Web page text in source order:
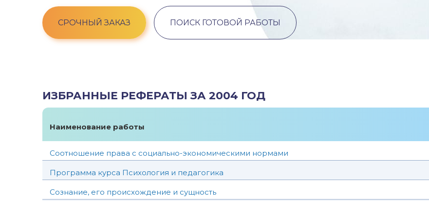
СРОЧНЫЙ ЗАКАЗ ПОИСК ГОТОВОЙ РАБОТЫ
ИЗБРАННЫЕ РЕФЕРАТЫ ЗА 2004 ГОД
Наименование работы
Соотношение права с социально-экономическими нормами
Программа курса Психология и педагогика
Сознание, его происхождение и сущность